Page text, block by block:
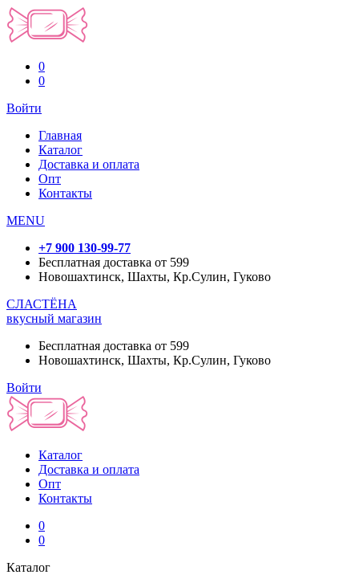
0
0
Войти
Главная
Каталог
Доставка и оплата
Опт
Контакты
MENU
+7 900 130-99-77
Бесплатная доставка от 599
Новошахтинск, Шахты, Кр.Сулин, Гуково
СЛАСТЁНА
вкусный магазин
Бесплатная доставка от 599
Новошахтинск, Шахты, Кр.Сулин, Гуково
Войти
Каталог
Доставка и оплата
Опт
Контакты
0
0
Каталог